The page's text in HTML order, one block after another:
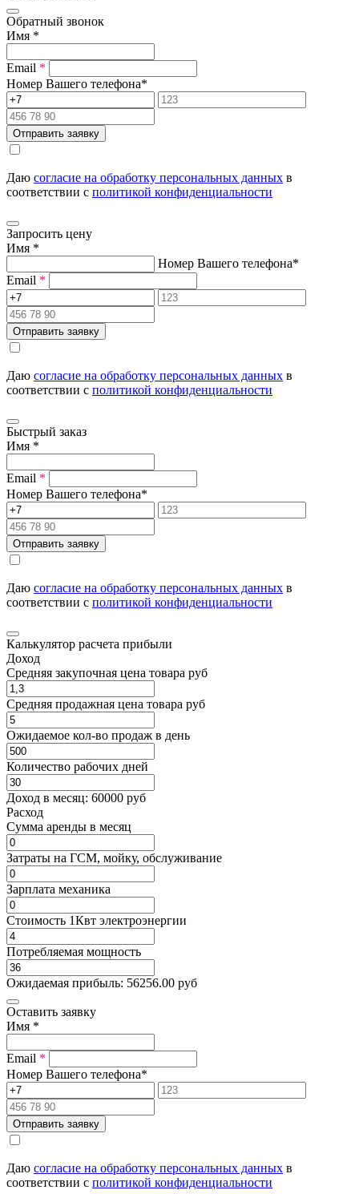
Обратный звонок
Имя *
Email *
Номер Вашего телефона*
Отправить заявку
Даю согласие на обработку персональных данных в
соответствии с политикой конфиденциальности
Запросить цену
Имя *
Номер Вашего телефона*
Email *
Отправить заявку
Даю согласие на обработку персональных данных в
соответствии с политикой конфиденциальности
Быстрый заказ
Имя *
Email *
Номер Вашего телефона*
Отправить заявку
Даю согласие на обработку персональных данных в
соответствии с политикой конфиденциальности
Калькулятор расчета прибыли
Доход
Средняя закупочная цена товара руб
Средняя продажная цена товара руб
Ожидаемое кол-во продаж в день
Количество рабочих дней
Доход в месяц: 60000 руб
Расход
Cумма аренды в месяц
Затраты на ГСМ, мойку, обслуживание
Зарплата механика
Стоимость 1Квт электроэнергии
Потребляемая мощность
Ожидаемая прибыль: 56256.00 руб
Оставить заявку
Имя *
Email *
Номер Вашего телефона*
Отправить заявку
Даю согласие на обработку персональных данных в
соответствии с политикой конфиденциальности